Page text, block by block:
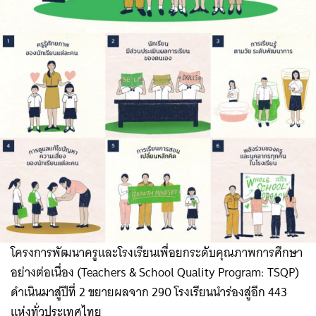
โครงการพัฒนาครูและโรงเรียนเพื่อยกระดับคุณภาพการศึกษา
อย่างต่อเนื่อง (Teachers & School Quality Program: TSQP)
ดำเนินมาสู่ปีที่ 2 ขยายผลจาก 290 โรงเรียนนำร่องสู่อีก 443
แห่งทั่วประเทศไทย